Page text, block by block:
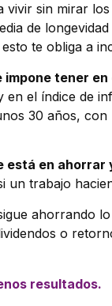
vivir sin mirar
de
te obliga a
impone tener
el índice de
30 años,
está en ahorrar
un trabajo
ahorrando
o
resultados.